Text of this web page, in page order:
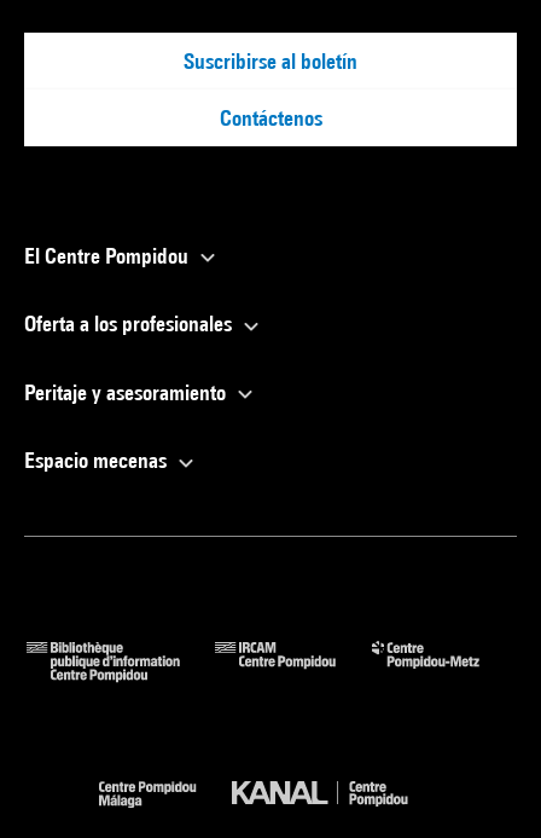
Suscribirse al boletín
Contáctenos
El Centre Pompidou
Oferta a los profesionales
Peritaje y asesoramiento
Espacio mecenas